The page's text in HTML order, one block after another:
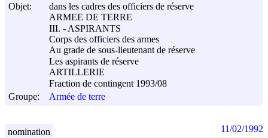
Objet:
dans les cadres des officiers de réserve
ARMEE DE TERRE
III. - ASPIRANTS
Corps des officiers des armes
Au grade de sous-lieutenant de réserve
Les aspirants de réserve
ARTILLERIE
Fraction de contingent 1993/08
Groupe:
Armée de terre
nomination 11/02/1992